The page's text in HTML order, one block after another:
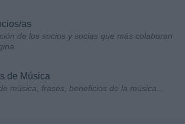
as
de los socios y socias que más colaboran
de Música
música, frases, beneficios de la música...